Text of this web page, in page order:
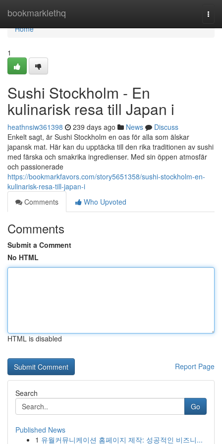
bookmarklethq
Home
Home
1
Sushi Stockholm - En
kulinarisk resa till Japan i
heathnsiw361398 239 days ago News
Discuss
Enkelt sagt, är Sushi Stockholm en oas för alla som älskar
japansk mat. Här kan du upptäcka till den rika traditionen av sushi
med färska och smakrika ingredienser. Med sin öppen atmosfär
och passionerade
https://bookmarkfavors.com/story5651358/sushi-stockholm-en-
kulinarisk-resa-till-japan-i
Comments
Who Upvoted
Comments
Submit a Comment
No HTML
HTML is disabled
Report Page
Search
Go
Published News
1 유월커뮤니케이션 홈페이지 제작: 성공적인 비즈니...